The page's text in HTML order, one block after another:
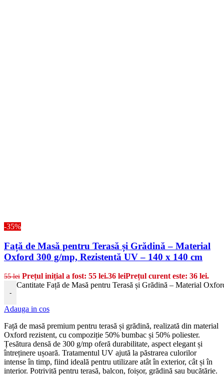
-35%
Față de Masă pentru Terasă și Grădină – Material
Oxford 300 g/mp, Rezistentă UV – 140 x 140 cm
55lei Prețul inițial a fost: 55 lei.36 leiPrețul curent este: 36 lei.
-
Cantitate Față de Masă pentru Terasă și Grădină – Material
Adauga in cos
Față de masă premium pentru terasă și grădină, realizată din material
Oxford rezistent, cu compoziție 50% bumbac și 50% poliester.
Țesătura densă de 300 g/mp oferă durabilitate, aspect elegant și
întreținere ușoară. Tratamentul UV ajută la păstrarea culorilor
intense în timp, fiind ideală pentru utilizare atât în exterior, cât și în
interior. Potrivită pentru terasă, balcon, foișor, grădină sau bucătărie.